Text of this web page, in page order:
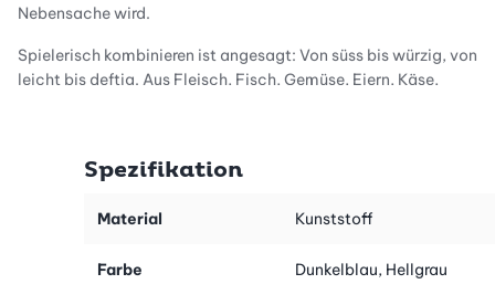
Nebensache wird.
Spielerisch kombinieren ist angesagt: Von süss bis würzig, von
leicht bis deftig. Aus Fleisch, Fisch, Gemüse, Eiern, Käse,
Spezifikation
Material Kunststoff
Farbe Dunkelblau, Hellgrau